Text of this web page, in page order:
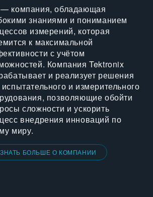
компания, обладающая
знаниями и пониманием
измерений, которая
к максимальной
с учётом
Компания Tektronix
и реализует решения
и измерительного
позволяющие обойти
сложности и ускорить
внедрения инноваций по
миру.
БОЛЬШЕ О КОМПАНИИ